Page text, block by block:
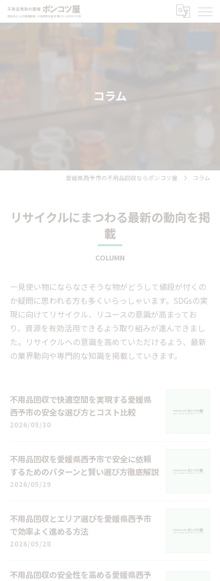
コラム
愛媛県西予市の不用品回収ならポンコツ屋 コラム
リサイクルにまつわる最新の動向を掲
載
COLUMN
一見使い物にならなさそうな物がどうして値段が付くの
か疑問に思われる方も多くいらっしゃいます。SDGsの実
現に向けてリサイクル、リユースの意識が高まってお
り、資源を有効活用できるよう取り組みが進んできまし
た。リサイクルへの意識を高めていただけるよう、最新
の業界動向や専門的な知識を掲載していきます。
不用品回収で快適空間を実現する愛媛県
西予市の安全な選び方とコスト比較
2026/05/30
不用品回収を愛媛県西予市で安全に依頼
するためのパターンと賢い選び方徹底解説
2026/05/29
不用品回収とエリア選びを愛媛県西予市
で効率よく進める方法
2026/05/28
不用品回収の安全性を高める愛媛県西予